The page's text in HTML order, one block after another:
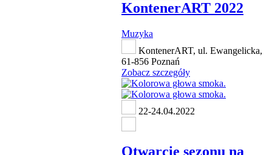
KontenerART 2022
Muzyka
KontenerART, ul. Ewangelicka,
61-856 Poznań
Zobacz szczegóły
22-24.04.2022
Otwarcie sezonu na